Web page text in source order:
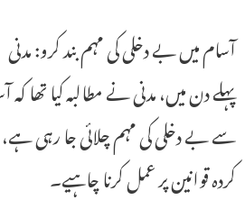
آسام میں بے دخلی کی مہم بند کرو: مدنی
پہلے دن میں، مدنی نے مطالبہ کیا
سے بے دخلی کی مہم چلائی جا رہی
کردہ قوانین پر عمل کرنا چاہیے۔